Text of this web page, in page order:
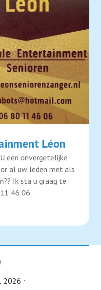
Léon
een onvergetelijke
al uw leden met als
Ik sta u graag te
46 06
2026